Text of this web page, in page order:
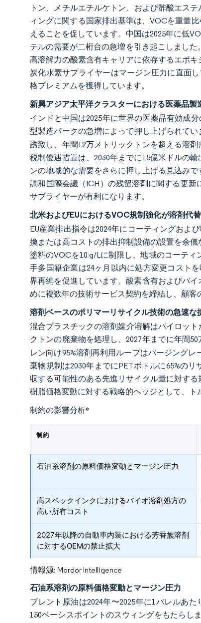
トン、メチルエチルケトン、および酢酸エス
ィングに関する国家排出基準は、VOCを重量
えることを促しています。中国は2025年に低
テルの需要が二桁台の急増を引き起こしました
高溶解力の酸素含有キャリアに依存するエポ
炭化水素サプライヤーはマージン圧力に直面
格プレミアムを獲得しています。
新興アジア太平洋クラスターにおける医薬品製
インドと中国は2025年に世界の医薬品有効成
型製造パークの急増によって押し上げられてい
誘致し、年間12万メトリックトンを超える溶
税制優遇措置は、2030年までに15億米ドルの
ンの地域的な需要をさらに押し上げる見込み
調和国際会議（ICH）の残留溶剤に関する更
サプライヤーが有利になります。
北米およびEUにおけるVOC規制強化が溶剤代
EU産業排出指令は2024年にコーティングおよ
換または高コストの排出抑制設備の設置を余
塗料のVOCを10 g/Lに制限し、地域のコーテ
手多国籍企業は24ヶ月以内に処方変更コスト
界再編を促進しています。酸素含有およびバ
めに複数年の技術サービス契約を締結し、顧客
溶剤ベースのポリマーリサイクル技術の急速な
混合プラスチックの溶剤媒介溶解はパイロット
クトンの廃棄物を処理し、2027年までに年間
レン向け95%溶剤再利用ループはバージング
棄物規制は2030年までにPETボトルに65%の
収する可能性のある先進リサイクル量に対す
樹脂価格変動に対する戦略的ヘッジとして、ト
制約の影響分析*
制約
石油系溶剤の原料価格変動とマージン圧力
高スペックインクにおけるバイオ溶剤処方の
高い所有コスト
2027年以降の自動車内装における芳香族溶剤
に対するOEMの禁止拡大
情報源: Mordor Intelligence
石油系溶剤の原料価格変動とマージン圧力
ブレント原油は2024年〜2025年に1バレルあ
150ベーシスポイントのスウィングをもたらし